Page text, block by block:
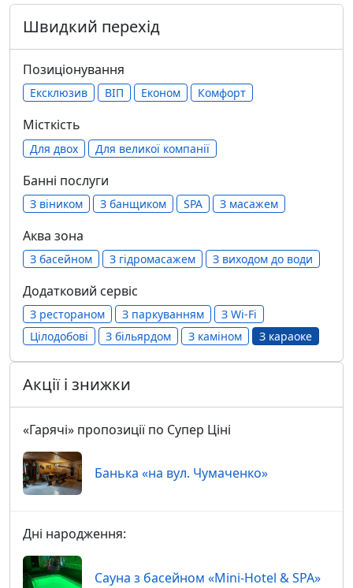
Швидкий перехід
Позиціонування
Ексклюзив ВІП Економ Комфорт
Місткість
Для двох Для великої компанії
Банні послуги
З віником З банщиком SPA З масажем
Аква зона
З басейном З гідромасажем З виходом до води
Додатковий сервіс
З рестораном З паркуванням
З Wi-Fi
Цілодобові
З більярдом З каміном З караоке
Акції і знижки
«Гарячі» пропозиції по Супер Ціні
Банька «на вул. Чумаченко»
Дні народження:
Сауна з басейном «Mini-Hotel & SPA»